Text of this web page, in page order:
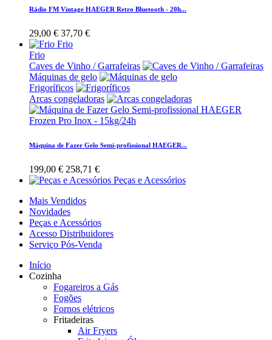
Rádio FM Vintage HAEGER Retro Bluetooth - 20h...
29,00 € 37,70 €
Frio
Frio
Caves de Vinho / Garrafeiras
Máquinas de gelo
Frigoríficos
Arcas congeladoras
Máquina de Fazer Gelo Semi-profissional HAEGER...
199,00 € 258,71 €
Peças e Acessórios
Mais Vendidos
Novidades
Peças e Acessórios
Acesso Distribuidores
Serviço Pós-Venda
Início
Cozinha
Fogareiros a Gás
Fogões
Fornos elétricos
Fritadeiras
Air Fryers